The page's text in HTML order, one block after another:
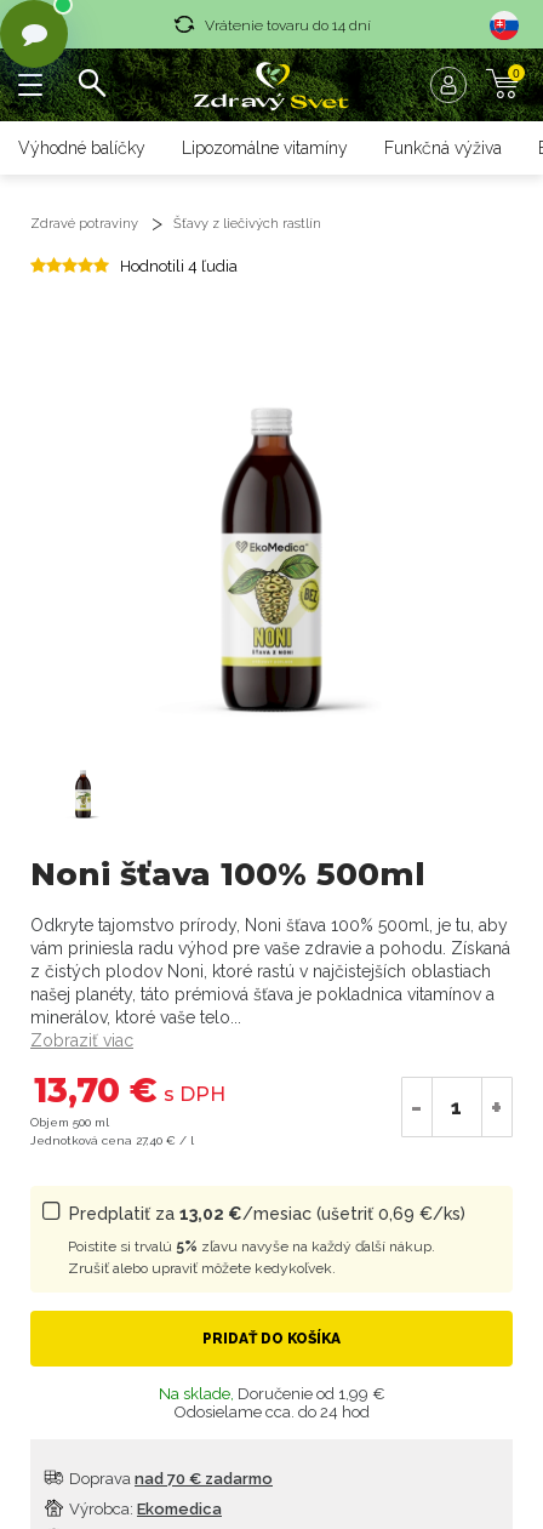
Vrátenie tovaru do 14 dní
Rýchle dodanie <36 hod
Rýchle dodanie <36 hod
0
Výhodné balíčky Lipozomálne vitamíny Funkčná výživa
Zdravé potraviny Šťavy z liečivých rastlín
Hodnotili 4 ľudia
Noni šťava 100% 500ml
Odkryte tajomstvo prírody, Noni šťava 100% 500ml, je tu, aby
vám priniesla radu výhod pre vaše zdravie a pohodu. Získaná
z čistých plodov Noni, ktoré rastú v najčistejších oblastiach
našej planéty, táto prémiová šťava je pokladnica vitamínov a
minerálov, ktoré vaše telo...
Zobraziť viac
13,70 € s DPH
Objem 500 ml
Jednotková cena 27,40 € / l
- +
Predplatiť za 13,02 €/mesiac (ušetriť 0,69 €/ks)
Poistite si trvalú 5% zľavu navyše na každý ďalší nákup.
Zrušiť alebo upraviť môžete kedykoľvek.
PRIDAŤ DO KOŠÍKA
Na sklade, Doručenie od 1,99 €
Odosielame cca. do 24 hod
Doprava nad 70 € zadarmo
Výrobca: Ekomedica